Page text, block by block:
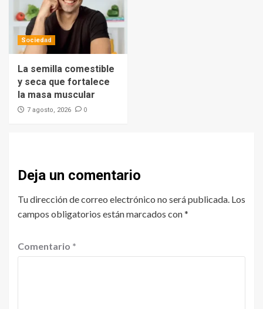
Sociedad
La semilla comestible
y seca que fortalece
la masa muscular
7 agosto, 2026 0
Deja un comentario
Tu dirección de correo electrónico no será publicada. Los
campos obligatorios están marcados con*
Comentario *